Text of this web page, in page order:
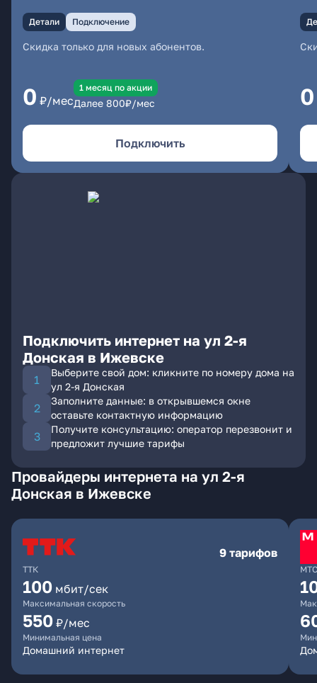
Детали Подключение
Скидка только для новых абонентов.
0 ₽/мес
1 месяц по акции
Далее 800₽/мес
Подключить
0
Подключить интернет на ул 2-я
Донская в Ижевске
Выберите свой дом: кликните по номеру дома на
ул 2-я Донская
Заполните данные: в открывшемся окне
оставьте контактную информацию
Получите консультацию: оператор перезвонит и
предложит лучшие тарифы
Провайдеры интернета на ул 2-я
Донская в Ижевске
ТТК
9 тарифов
100 мбит/сек
Максимальная скорость
550 ₽/мес
Минимальная цена
Домашний интернет
МТС